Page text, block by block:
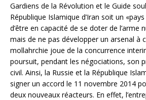
Gardiens de la Révolution et le Guide
République Islamique d’Iran soit un
d’être en capacité de se doter de l’arme
mais de ne pas développer un arsenal à
mollahrchie joue de la concurrence
poursuit, pendant les négociations, son
civil. Ainsi, la Russie et la République
signer un accord le 11 novembre 2014
deux nouveaux réacteurs. En effet,